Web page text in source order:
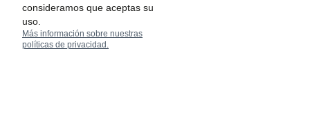
Agendar cita
consideramos que aceptas su
uso.
Más información sobre nuestras
políticas de privacidad.